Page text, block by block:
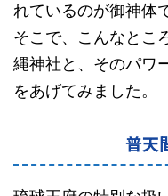
れているのが御神体
そこで、こんなとこ
縄神社と、そのパワ
をあげてみました。
普天